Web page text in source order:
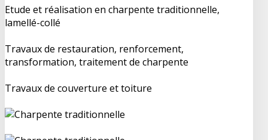
Etude et réalisation en charpente traditionnelle,
lamellé-collé
Travaux de restauration, renforcement,
transformation, traitement de charpente
Travaux de couverture et toiture